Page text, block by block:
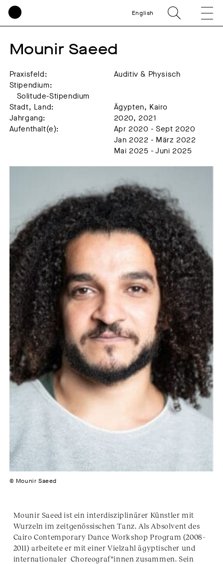
English
Mounir Saeed
Praxisfeld:
Auditiv & Physisch
Stipendium:
Solitude-Stipendium
Stadt, Land:
Ägypten, Kairo
Jahrgang:
2020, 2021
Aufenthalt(e):
Apr 2020 - Sept 2020
Jan 2022 - März 2022
Mai 2025 - Juni 2025
© Mounir Saeed
Mounir Saeed ist ein interdisziplinärer Künstler mit
Wurzeln im zeitgenössischen Tanz. Als Absolvent des
Cairo Contemporary Dance Workshop Program (2008–
2011) arbeitete er mit einer Vielzahl ägyptischer und
internationaler Choreograf*innen zusammen. Sein